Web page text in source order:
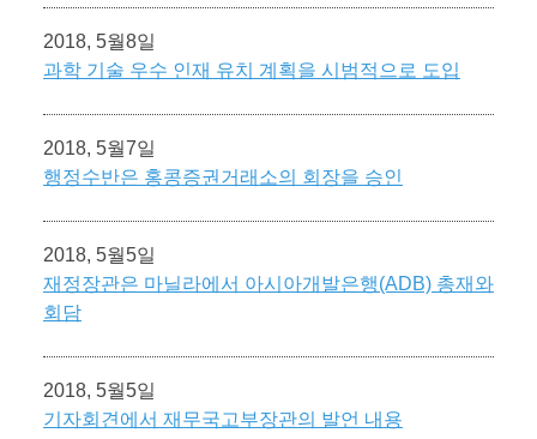
2018, 5월8일
과학 기술 우수 인재 유치 계획을 시범적으로 도입
2018, 5월7일
행정수반은 홍콩증권거래소의 회장을 승인
2018, 5월5일
재정장관은 마닐라에서 아시아개발은행(ADB) 총재와
회담
2018, 5월5일
기자회견에서 재무국고부장관의 발언 내용